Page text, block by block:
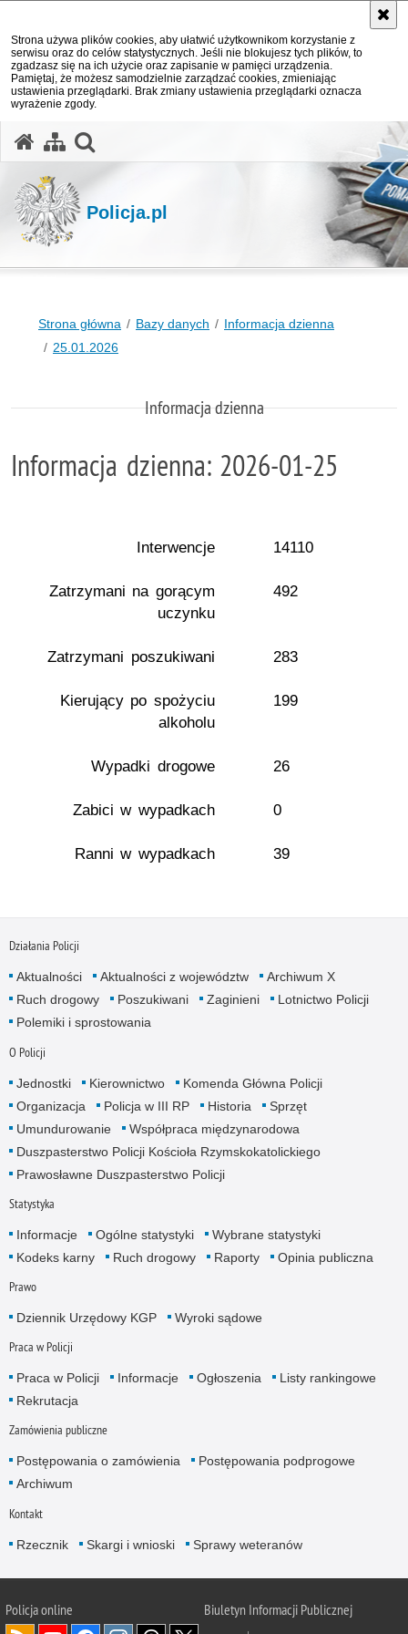
Strona używa plików cookies, aby ułatwić użytkownikom korzystanie z
serwisu oraz do celów statystycznych. Jeśli nie blokujesz tych plików, to
zgadzasz się na ich użycie oraz zapisanie w pamięci urządzenia.
Pamiętaj, że możesz samodzielnie zarządzać cookies, zmieniając
ustawienia przeglądarki. Brak zmiany ustawienia przeglądarki oznacza
wyrażenie zgody.
Policja.pl
Strona główna Bazy danych
Informacja dzienna
25.01.2026
Informacja dzienna
Informacja dzienna: 2026-01-25
Interwencje 14110
Zatrzymani na gorącym
uczynku
492
Zatrzymani poszukiwani 283
Kierujący po spożyciu
alkoholu
199
Wypadki drogowe 26
Zabici w wypadkach 0
Ranni w wypadkach 39
Działania Policji
Aktualności Aktualności z województw
Archiwum X
Ruch drogowy
Poszukiwani Zaginieni
Lotnictwo Policji
Polemiki i sprostowania
O Policji
Jednostki Kierownictwo
Komenda Główna Policji
Organizacja
Policja w III RP Historia
Sprzęt
Umundurowanie
Współpraca międzynarodowa
Duszpasterstwo Policji Kościoła Rzymskokatolickiego
Prawosławne Duszpasterstwo Policji
Statystyka
Informacje Ogólne statystyki
Wybrane statystyki
Kodeks karny
Ruch drogowy Raporty Opinia publiczna
Prawo
Dziennik Urzędowy KGP Wyroki sądowe
Praca w Policji
Praca w Policji Informacje Ogłoszenia
Listy rankingowe
Rekrutacja
Zamówienia publiczne
Postępowania o zamówienia
Postępowania podprogowe
Archiwum
Kontakt
Rzecznik Skargi i wnioski Sprawy weteranów
Policjaonline
Biuletyn Informacji Publicznej